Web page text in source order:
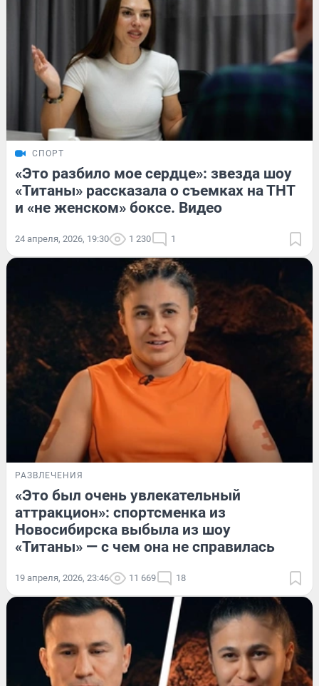
СПОРТ
«Это разбило мое сердце»: звезда шоу
«Титаны» рассказала о съемках на ТНТ
и «не женском» боксе. Видео
24 апреля, 2026, 19:30 1 230 1
РАЗВЛЕЧЕНИЯ
«Это был очень увлекательный
аттракцион»: спортсменка из
Новосибирска выбыла из шоу
«Титаны» — с чем она не справилась
19 апреля, 2026, 23:46 11 669 18